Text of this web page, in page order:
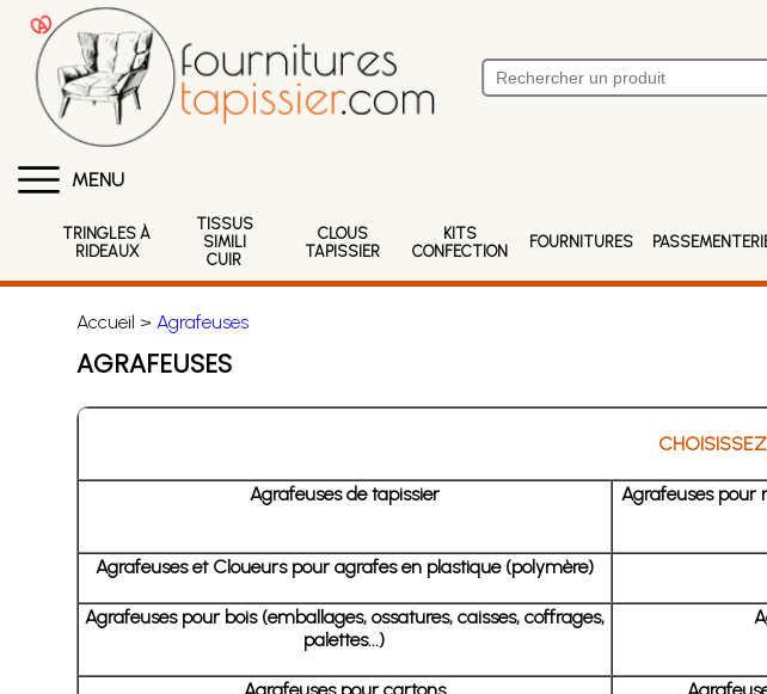
MENU
TRINGLES À
RIDEAUX
TISSUS
SIMILI
CUIR
CLOUS
TAPISSIER
KITS
CONFECTION
FOURNITURES
Accueil > Agrafeuses
AGRAFEUSES
Agrafeuses de tapissier
Agrafeuses pour
Agrafeuses et Cloueurs pour agrafes en plastique (polymère)
Agrafeuses pour bois (emballages, ossatures, caisses, coffrages,
palettes...)